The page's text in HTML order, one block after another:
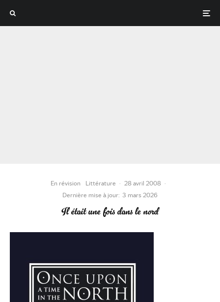
En révision Littérature · 28 avril 2008 ·
Dernière mise à jour: 3 mars 2026
Il était une fois dans le nord